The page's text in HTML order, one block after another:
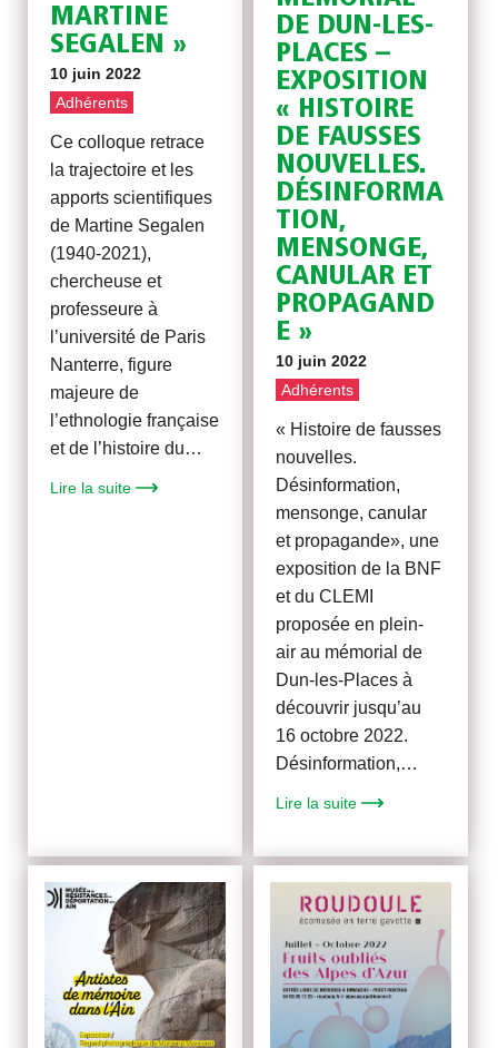
MARTINE
SEGALEN »
10 juin 2022
Adhérents
Ce colloque retrace
la trajectoire et les
apports scientifiques
de Martine Segalen
(1940-2021),
chercheuse et
professeure à
l’université de Paris
Nanterre, figure
majeure de
l’ethnologie française
et de l’histoire du…
Lire la suite
DE DUN-LES-
PLACES –
EXPOSITION
« HISTOIRE
DE FAUSSES
NOUVELLES.
DÉSINFORMA
TION,
MENSONGE,
CANULAR ET
PROPAGAND
E »
10 juin 2022
Adhérents
« Histoire de fausses
nouvelles.
Désinformation,
mensonge, canular
et propagande», une
exposition de la BNF
et du CLEMI
proposée en plein-
air au mémorial de
Dun-les-Places à
découvrir jusqu’au
16 octobre 2022.
Désinformation,…
Lire la suite